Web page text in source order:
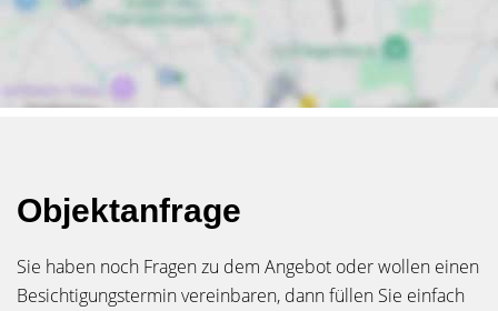
Objektanfrage
Sie haben noch Fragen zu dem Angebot oder wollen einen
Besichtigungstermin vereinbaren, dann füllen Sie einfach